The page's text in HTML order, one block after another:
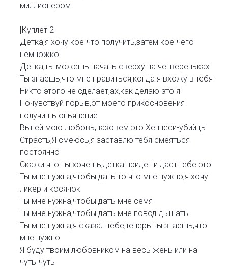
миллионером
[Куплет 2]
Детка,я хочу кое-что получить,затем кое-чего
немножко
Детка,ты можешь начать сверху на четвереньках
Ты знаешь,что мне нравиться,когда я вхожу в тебя
Никто этого не сделает,ах,как делаю это я
Почувствуй порыв,от моего прикосновения
получишь опьянение
Выпей мою любовь,назовем это Хеннеси-убийцы
Страсть,Я смеюсь,я заставлю тебя смеяться
постоянно
Скажи что ты хочешь,детка придет и даст тебе это
Ты мне нужна,чтобы дать то что мне нужно,я хочу
ликер и косячок
Ты мне нужна,чтобы дать мне семя
Ты мне нужна,чтобы дать мне повод дышать
Ты мне нужна,я сказал тебе,теперь ты знаешь,что
мне нужно
Я буду твоим любовником на весь жень или на
чуть-чуть